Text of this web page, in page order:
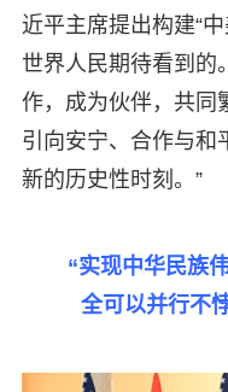
近平主席提出构建“
世界人民期待看到的
作，成为伙伴，共同
引向安宁、合作与和
新的历史性时刻。”
“实现中华民族
全可以并行不